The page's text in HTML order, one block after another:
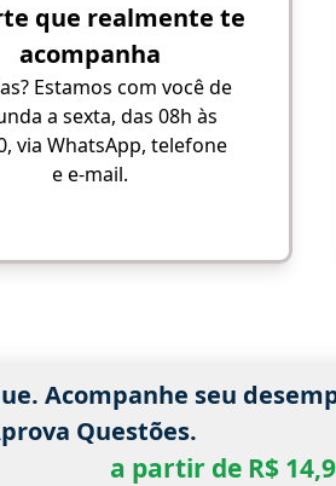
que realmente te
acompanha
Estamos com você de
a sexta, das 08h às
via WhatsApp, telefone
e e-mail.
Acompanhe seu
Questões.
a partir de R$